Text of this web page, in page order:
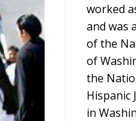
worked
and was
of the
of
the
Hispanic
in